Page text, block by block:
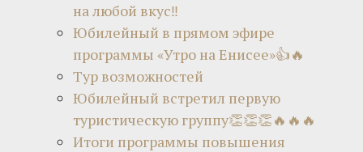
на любой вкус‼
Юбилейный в прямом эфире
программы «Утро на Енисее»👍🔥
Тур возможностей
Юбилейный встретил первую
туристическую группу👏👏👏🔥🔥🔥
Итоги программы повышения